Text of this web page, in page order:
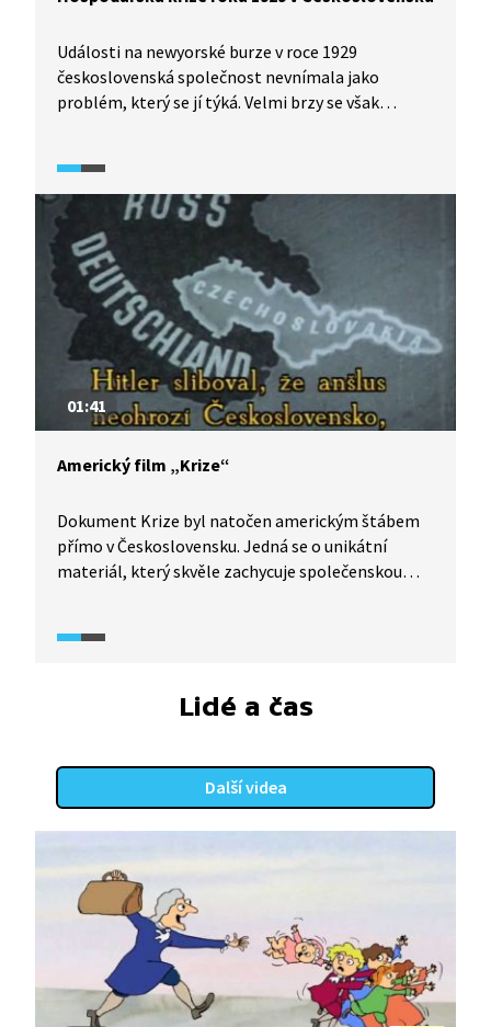
Události na newyorské burze v roce 1929
československá společnost nevnímala jako
problém, který se jí týká. Velmi brzy se však
všeobecně rozšířenému přesvědčení o lesku první
republiky. Do začátku druhé světové války se
československé hospodářství z krize
nevzpamatovalo.
01:41
Americký film „Krize“
Dokument Krize byl natočen americkým štábem
přímo v Československu. Jedná se o unikátní
materiál, který skvěle zachycuje společenskou
Lidé a čas
Další videa